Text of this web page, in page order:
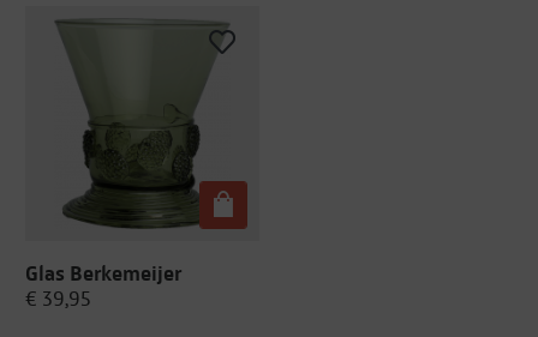
Glas Berkemeijer
€ 39,95